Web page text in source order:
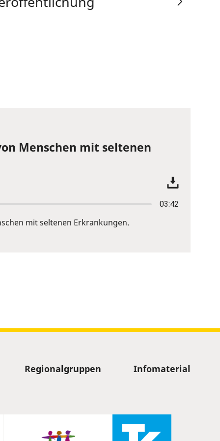
Menschen mit seltenen
03:42
mit seltenen Erkrankungen.
Regionalgruppen Infomaterial